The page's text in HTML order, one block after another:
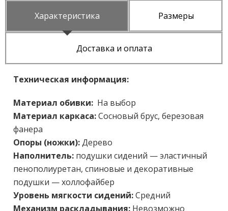
Характеристика Размеры
Доставка и оплата
Техническая информация:
Материал обивки: На выбор
Материал каркаса:Cосновый брус, березовая
фанера
Опоры (ножки):Дерево
Наполнитель: подушки сидений — эластичный
пенополиуретан, спиновые и декоративные
подушки — холлофайбер
Уровень мягкости сидений:Средний
Механизм раскладывания: Невозможно